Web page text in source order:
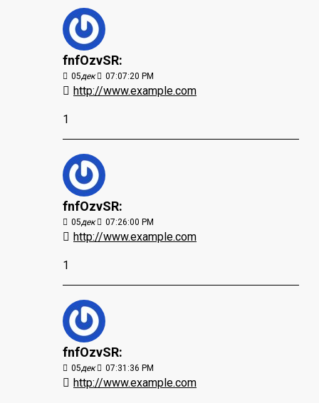
fnfOzvSR:
05дек 07:07:20 PM
http://www.example.com
1
fnfOzvSR:
05дек 07:26:00 PM
http://www.example.com
1
fnfOzvSR:
05дек 07:31:36 PM
http://www.example.com